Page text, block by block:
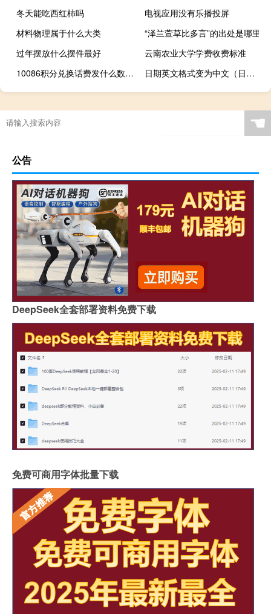
冬天能吃西红柿吗
电视应用没有乐播投屏
材料物理属于什么大类
“泽兰萱草比多言”的出处是哪里
过年摆放什么摆件最好
云南农业大学学费收费标准
10086积分兑换话费发什么数字（10086积分兑换话费）
日期英文格式变为中文（日期英文格式）
☚
公告
DeepSeek全套部署资料免费下载
免费可商用字体批量下载